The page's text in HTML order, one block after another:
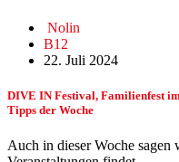
Nolin
B12
22. Juli 2024
DIVE IN Festival, Familienfest
Tipps der Woche
Auch in dieser Woche